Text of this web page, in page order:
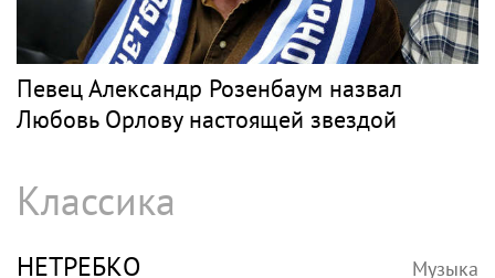
Певец Александр Розенбаум назвал
Любовь Орлову настоящей звездой
Классика
НЕТРЕБКО Музыка